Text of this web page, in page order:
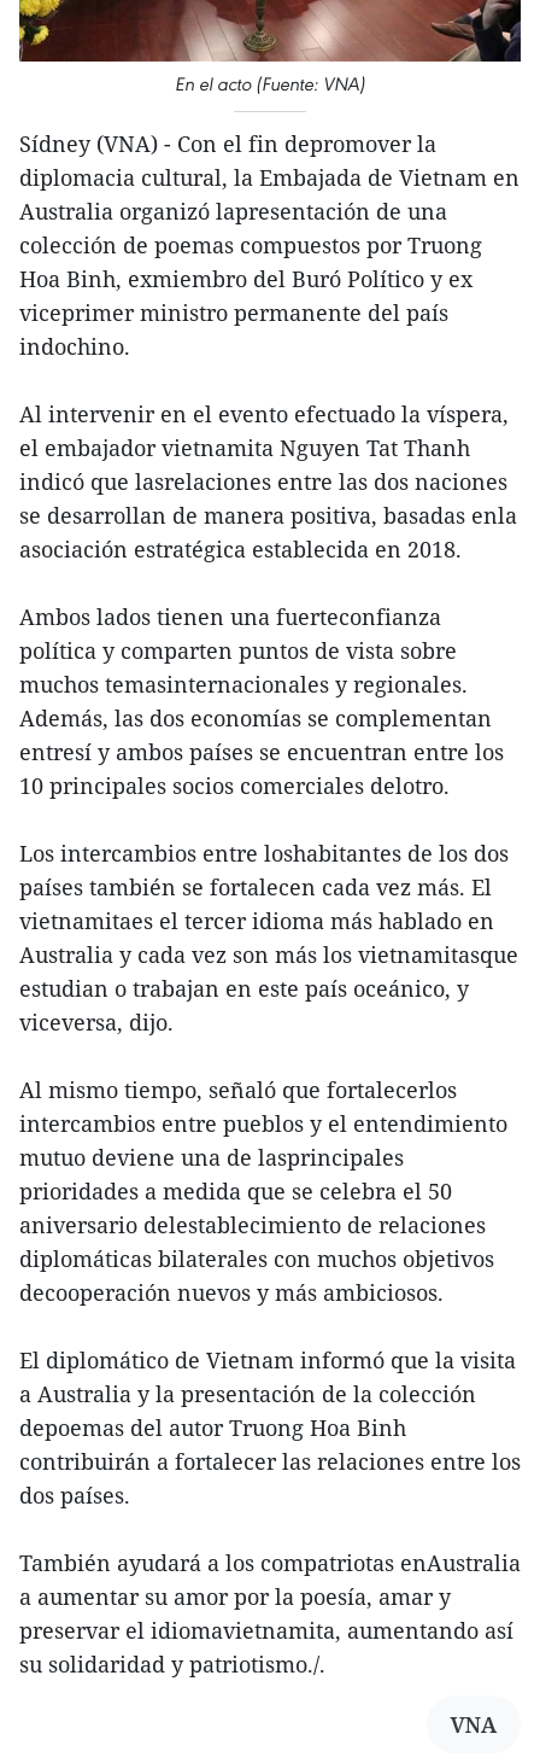
En el acto (Fuente: VNA)
Sídney (VNA) - Con el fin depromover la
diplomacia cultural, la Embajada de Vietnam en
Australia organizó lapresentación de una
colección de poemas compuestos por Truong
Hoa Binh, exmiembro del Buró Político y ex
viceprimer ministro permanente del país
indochino.
Al intervenir en el evento efectuado la víspera,
el embajador vietnamita Nguyen Tat Thanh
indicó que lasrelaciones entre las dos naciones
se desarrollan de manera positiva, basadas enla
asociación estratégica establecida en 2018.
Ambos lados tienen una fuerteconfianza
política y comparten puntos de vista sobre
muchos temasinternacionales y regionales.
Además, las dos economías se complementan
entresí y ambos países se encuentran entre los
10 principales socios comerciales delotro.
Los intercambios entre loshabitantes de los dos
países también se fortalecen cada vez más. El
vietnamitaes el tercer idioma más hablado en
Australia y cada vez son más los vietnamitasque
estudian o trabajan en este país oceánico, y
viceversa, dijo.
Al mismo tiempo, señaló que fortalecerlos
intercambios entre pueblos y el entendimiento
mutuo deviene una de lasprincipales
prioridades a medida que se celebra el 50
aniversario delestablecimiento de relaciones
diplomáticas bilaterales con muchos objetivos
decooperación nuevos y más ambiciosos.
El diplomático de Vietnam informó que la visita
a Australia y la presentación de la colección
depoemas del autor Truong Hoa Binh
contribuirán a fortalecer las relaciones entre los
dos países.
También ayudará a los compatriotas enAustralia
a aumentar su amor por la poesía, amar y
preservar el idiomavietnamita, aumentando así
su solidaridad y patriotismo./.
VNA